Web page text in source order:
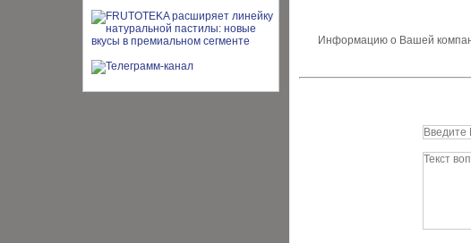
Информацию о Вашей